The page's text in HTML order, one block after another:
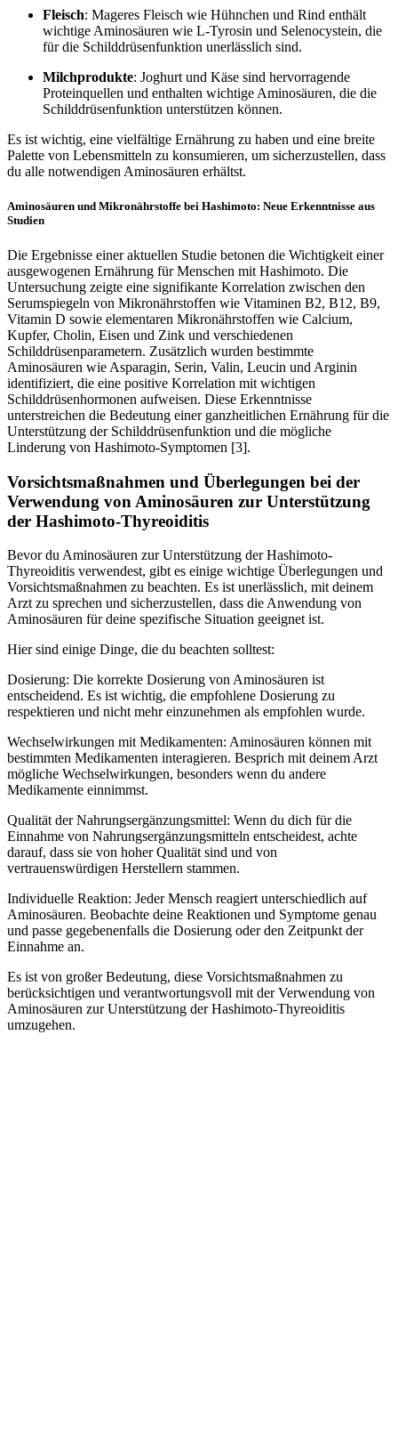
Fleisch: Mageres Fleisch wie Hühnchen und Rind enthält
wichtige Aminosäuren wie L-Tyrosin und Selenocystein, die
für die Schilddrüsenfunktion unerlässlich sind.
Milchprodukte: Joghurt und Käse sind hervorragende
Proteinquellen und enthalten wichtige Aminosäuren, die die
Schilddrüsenfunktion unterstützen können.
Es ist wichtig, eine vielfältige Ernährung zu haben und eine breite
Palette von Lebensmitteln zu konsumieren, um sicherzustellen, dass
du alle notwendigen Aminosäuren erhältst.
Aminosäuren und Mikronährstoffe bei Hashimoto: Neue Erkenntnisse aus
Studien
Die Ergebnisse einer aktuellen Studie betonen die Wichtigkeit einer
ausgewogenen Ernährung für Menschen mit Hashimoto. Die
Untersuchung zeigte eine signifikante Korrelation zwischen den
Serumspiegeln von Mikronährstoffen wie Vitaminen B2, B12, B9,
Vitamin D sowie elementaren Mikronährstoffen wie Calcium,
Kupfer, Cholin, Eisen und Zink und verschiedenen
Schilddrüsenparametern. Zusätzlich wurden bestimmte
Aminosäuren wie Asparagin, Serin, Valin, Leucin und Arginin
identifiziert, die eine positive Korrelation mit wichtigen
Schilddrüsenhormonen aufweisen. Diese Erkenntnisse
unterstreichen die Bedeutung einer ganzheitlichen Ernährung für die
Unterstützung der Schilddrüsenfunktion und die mögliche
Linderung von Hashimoto-Symptomen [3].
Vorsichtsmaßnahmen und Überlegungen bei der
Verwendung von Aminosäuren zur Unterstützung
der Hashimoto-Thyreoiditis
Bevor du Aminosäuren zur Unterstützung der Hashimoto-
Thyreoiditis verwendest, gibt es einige wichtige Überlegungen und
Vorsichtsmaßnahmen zu beachten. Es ist unerlässlich, mit deinem
Arzt zu sprechen und sicherzustellen, dass die Anwendung von
Aminosäuren für deine spezifische Situation geeignet ist.
Hier sind einige Dinge, die du beachten solltest:
Dosierung: Die korrekte Dosierung von Aminosäuren ist
entscheidend. Es ist wichtig, die empfohlene Dosierung zu
respektieren und nicht mehr einzunehmen als empfohlen wurde.
Wechselwirkungen mit Medikamenten: Aminosäuren können mit
bestimmten Medikamenten interagieren. Besprich mit deinem Arzt
mögliche Wechselwirkungen, besonders wenn du andere
Medikamente einnimmst.
Qualität der Nahrungsergänzungsmittel: Wenn du dich für die
Einnahme von Nahrungsergänzungsmitteln entscheidest, achte
darauf, dass sie von hoher Qualität sind und von
vertrauenswürdigen Herstellern stammen.
Individuelle Reaktion: Jeder Mensch reagiert unterschiedlich auf
Aminosäuren. Beobachte deine Reaktionen und Symptome genau
und passe gegebenenfalls die Dosierung oder den Zeitpunkt der
Einnahme an.
Es ist von großer Bedeutung, diese Vorsichtsmaßnahmen zu
berücksichtigen und verantwortungsvoll mit der Verwendung von
Aminosäuren zur Unterstützung der Hashimoto-Thyreoiditis
umzugehen.